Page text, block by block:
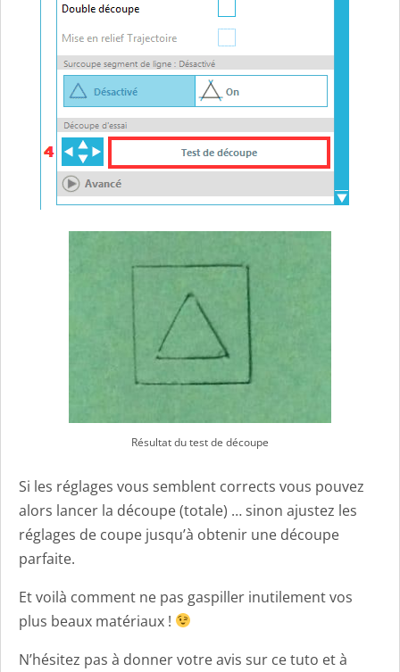
Résultat du test de découpe
Si les réglages vous semblent corrects vous pouvez
alors lancer la découpe (totale) … sinon ajustez les
réglages de coupe jusqu’à obtenir une découpe
parfaite.
Et voilà comment ne pas gaspiller inutilement vos
plus beaux matériaux !
N’hésitez pas à donner votre avis sur ce tuto et à